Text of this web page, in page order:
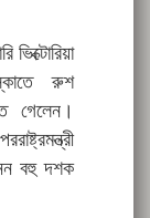
ভিক্টোরিয়া
রুশ
গেলেন।
বহু দশক